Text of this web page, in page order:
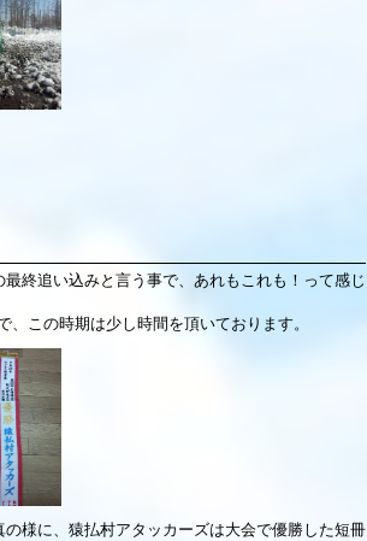
終追い込みと言う事で、あれもこれも！って感じ
この時期は少し時間を頂いております。
様に、猿払村アタッカーズは大会で優勝した短冊